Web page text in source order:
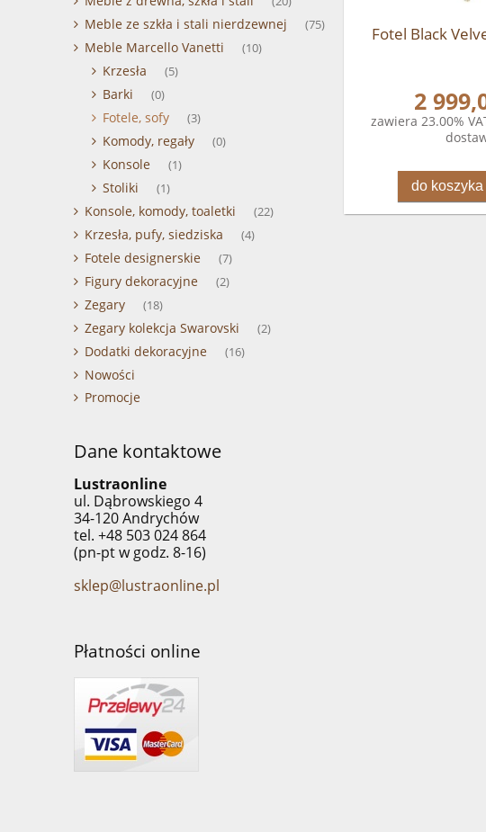
Meble ze szkła i stali nierdzewnej (75)
Meble Marcello Vanetti (10)
Krzesła (5)
Barki (0)
Fotele, sofy (3)
Komody, regały (0)
Konsole (1)
Stoliki (1)
Konsole, komody, toaletki (22)
Krzesła, pufy, siedziska (4)
Fotele designerskie (7)
Figury dekoracyjne (2)
Zegary (18)
Zegary kolekcja Swarovski (2)
Dodatki dekoracyjne (16)
Nowości
Promocje
Dane kontaktowe
Lustraonline
ul. Dąbrowskiego 4
34-120 Andrychów
tel. +48 503 024 864
(pn-pt w godz. 8-16)
sklep@lustraonline.pl
Płatności online
Fotel Black
2
zawiera 23.00%
do koszyka